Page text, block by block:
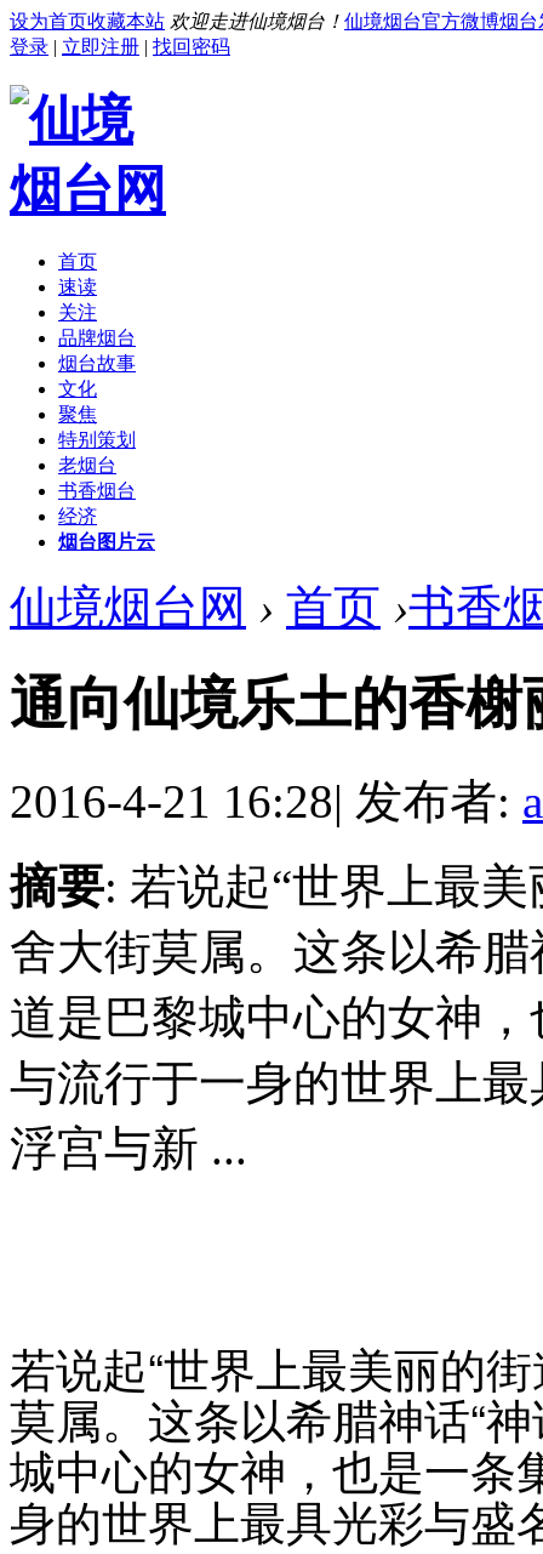
设为首页收藏本站 欢迎走进仙境烟台！ 仙境烟台官方微博烟台
登录 | 立即注册 | 找回密码
首页
速读
关注
品牌烟台
烟台故事
文化
聚焦
特别策划
老烟台
书香烟台
经济
烟台图片云
仙境烟台网 › 首页 ›书香
通向仙境乐土的香榭
2016-4-21 16:28| 发布者:
摘要: 若说起“世界上最
舍大街莫属。这条以希
道是巴黎城中心的女神
与流行于一身的世界上
浮宫与新 ...
若说起“世界上最美丽的
莫属。这条以希腊神话“
城中心的女神，也是一条
身的世界上最具光彩与盛